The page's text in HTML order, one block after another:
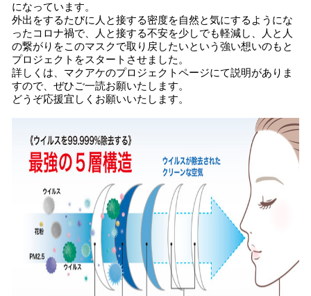
になっています。
外出をするたびに人と接する密度を自然と気にするようにな
ったコロナ禍で、人と接する不安を少しでも軽減し、人と人
の繋がりをこのマスクで取り戻したいという強い想いのもと
プロジェクトをスタートさせました。
詳しくは、マクアケのプロジェクトページにて説明がありま
すので、ぜひご一読お願いたします。
どうぞ応援宜しくお願いいたします。